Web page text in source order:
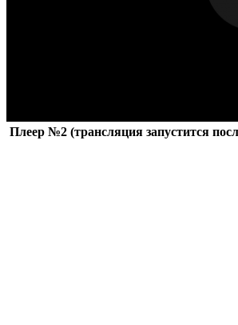
Плеер №2 (трансляция запустится